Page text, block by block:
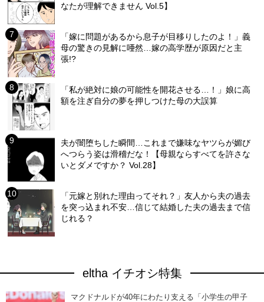
なたが理解できません Vol.5】
「嫁に問題があるから息子が目移りしたのよ！」義
母の驚きの見解に唖然…嫁の高学歴が原因だと主
張!?
「私が絶対に娘の可能性を開花させる…！」娘に高
額を注ぎ自分の夢を押しつけた母の大誤算
夫が闇堕ちした瞬間…これまで嫌味なヤツらが媚び
へつらう姿は滑稽だな！【母親ならすべてを許さな
いとダメですか？ Vol.28】
「元嫁と別れた理由ってそれ？」友人から夫の過去
を突っ込まれ不安…信じて結婚した夫の過去まで信
じれる？
eltha イチオシ特集
マクドナルドが40年にわたり支える「小学生の甲子